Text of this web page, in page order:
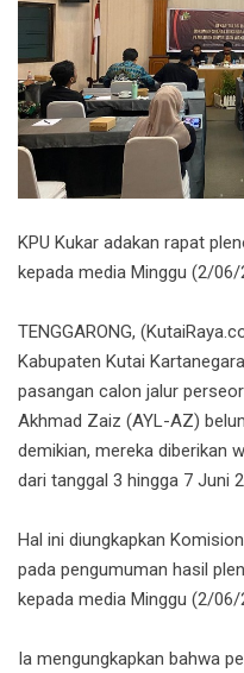
KPU Kukar adakan rapat
kepada media Minggu (2/06/
TENGGARONG,
Kabupaten Kutai
pasangan calon jalur
Akhmad Zaiz (AYL-AZ)
demikian, mereka diberikan
dari tanggal 3 hingga 7 Juni
Hal ini diungkapkan
pada pengumuman hasil
kepada media Minggu (2/06/
Ia mengungkapkan bahwa